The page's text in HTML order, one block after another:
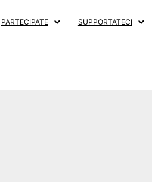
PARTECIPATE SUPPORTATECI